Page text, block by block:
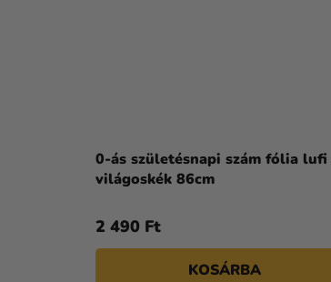
0-ás születésnapi szám fólia lufi
világoskék 86cm
2 490 Ft
KOSÁRBA